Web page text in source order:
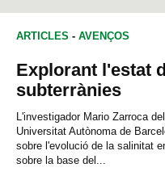
ARTICLES - AVENÇOS
Explorant l'estat
subterrànies
L'investigador Mario Zarroca
Universitat Autònoma de
sobre l'evolució de la salinitat
sobre la base del...